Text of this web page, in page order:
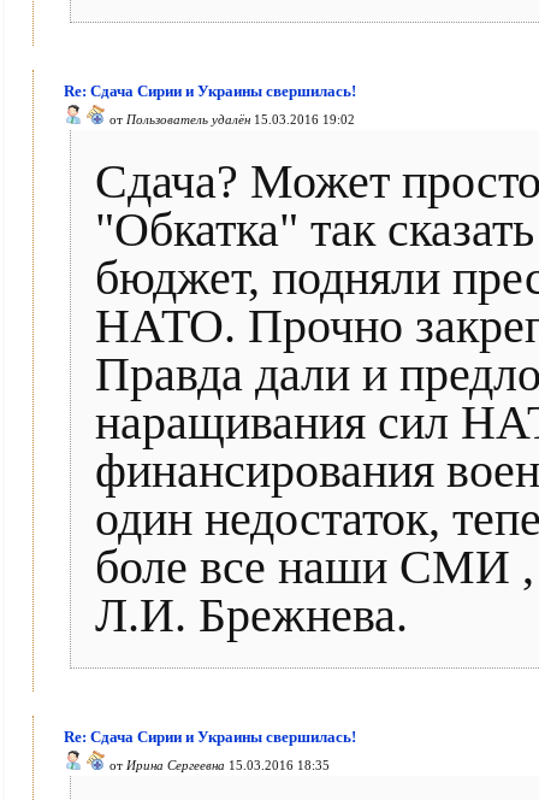
Re: Сдача Сирии и Украины свершилась!
от Пользователь удалён 15.03.2016 19:02
Сдача? Может
"Обкатка" так
бюджет, подняли
НАТО. Прочно
Правда дали и
наращивания сил
финансирования
один недостаток,
боле все наши СМИ ,
Л.И. Брежнева.
Re: Сдача Сирии и Украины свершилась!
от Ирина Сергеевна 15.03.2016 18:35